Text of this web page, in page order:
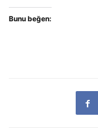
Bunu beğen: